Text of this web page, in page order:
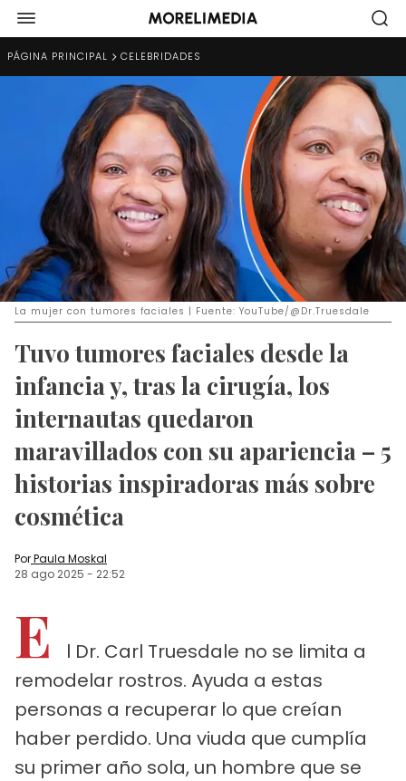
PÁGINA PRINCIPAL CELEBRIDADES
La mujer con tumores faciales | Fuente: YouTube/@Dr.Truesdale
Tuvo tumores faciales desde la
infancia y, tras la cirugía, los
internautas quedaron
maravillados con su apariencia – 5
historias inspiradoras más sobre
cosmética
PorPaula Moskal
28 ago 2025 - 22:52
E
l Dr. Carl Truesdale no se limita a
remodelar rostros. Ayuda a estas
personas a recuperar lo que creían
haber perdido. Una viuda que cumplía
su primer año sola, un hombre que se